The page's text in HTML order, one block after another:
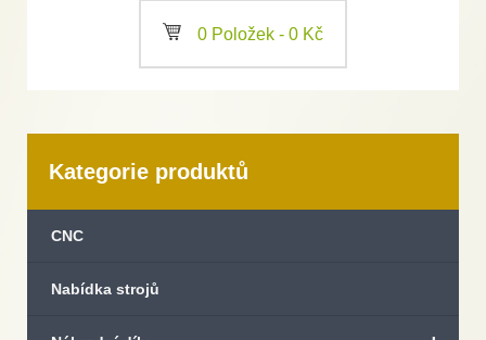
a 0 Položek - 0 Kč
Kategorie produktů
CNC
Nabídka strojů